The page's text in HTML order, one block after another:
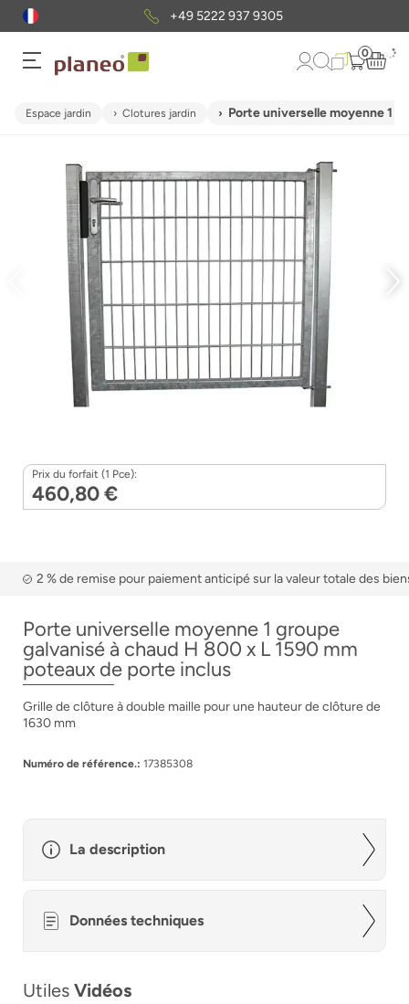
+49 5222 937 9305
0
Espace jardin Clotures jardin Porte universelle moyenne 1
Prix du forfait (1 Pce):
460,80 €
2 % de remise pour paiement anticipé sur la valeur totale des
Porte universelle moyenne 1 groupe
galvanisé à chaud H 800 x L 1590 mm
poteaux de porte inclus
Grille de clôture à double maille pour une hauteur de clôture de
1630 mm
Numéro de référence.: 17385308
La description
Données techniques
Utiles Vidéos